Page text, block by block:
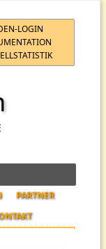
LOGIN
PARTNER